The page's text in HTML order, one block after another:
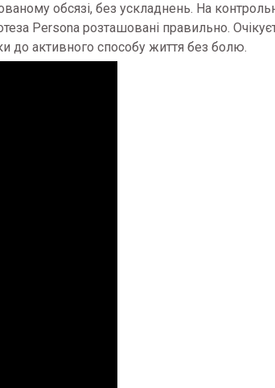
обсязі, без ускладнень. На
Persona розташовані правильно.
до активного способу життя без болю.